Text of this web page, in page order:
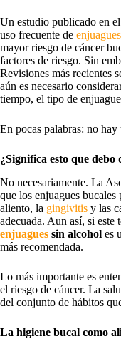
Un estudio publicado en el
uso frecuente de enjuagues
mayor riesgo de cáncer
factores de riesgo. Sin
Revisiones más recientes
aún es necesario
tiempo, el tipo de
En pocas palabras: no hay
¿Significa esto que
No necesariamente. La
que los enjuagues
aliento, la gingivitis y las
adecuada. Aun así, si este
enjuagues sin alcohol es
más recomendada.
Lo más importante es
el riesgo de cáncer. La
del conjunto de hábitos
La higiene bucal como